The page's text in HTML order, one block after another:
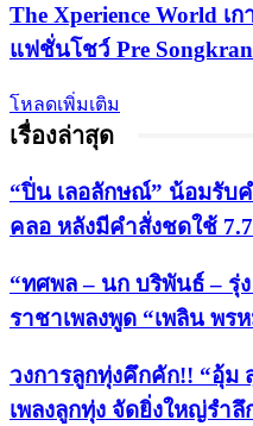
​The Xperience World เ
แฟชั่นโชว์ Pre
โหลดเพิ่มเติม
เรื่องล่าสุด
“ปิ่น เลอลักษณ์” น้อมรั
คลอ หลังมีคำสั่งชดใช้
“ทศพล – นก บริพันธ์ – รุ่
ราชาเพลงพูด “เพลิน พ
วงการลูกทุ่งคึกคัก!! “อุ้ม
เพลงลูกทุ่ง จัดยิ่งใหญ่รำ